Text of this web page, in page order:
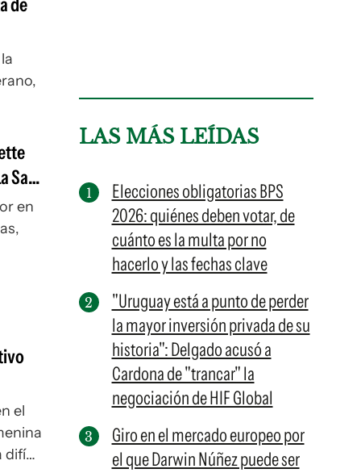
Sara
en
el
LAS MÁS LEÍDAS
Elecciones obligatorias BPS
2026: quiénes deben votar, de
cuánto es la multa por no
hacerlo y las fechas clave
"Uruguay está a punto de perder
la mayor inversión privada de su
historia": Delgado acusó a
Cardona de "trancar" la
negociación de HIF Global
Giro en el mercado europeo por
el que Darwin Núñez puede ser